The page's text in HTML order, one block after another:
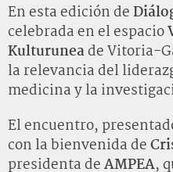
En esta edición de
celebrada en el espacio
Kulturuneade Vitoria-
la relevancia del
medicina y la
El encuentro,
con la bienvenida de
presidenta deAMPEA,